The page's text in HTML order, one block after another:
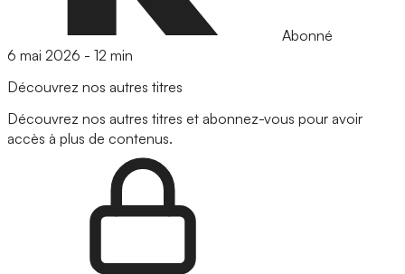
Abonné
6 mai 2026 - 12 min
Découvrez nos autres titres
Découvrez nos autres titres et abonnez-vous pour avoir
accès à plus de contenus.